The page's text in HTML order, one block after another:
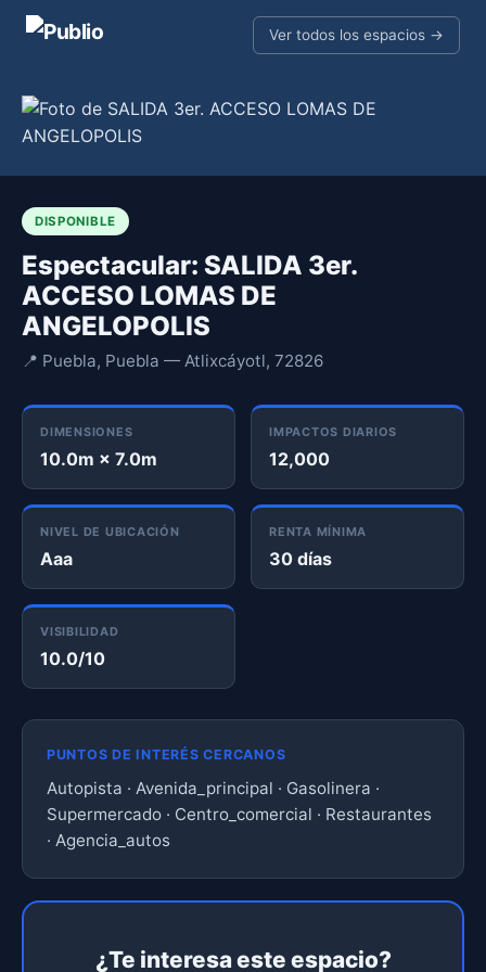
Ver todos los espacios →
DISPONIBLE
Espectacular: SALIDA 3er.
ACCESO LOMAS DE
ANGELOPOLIS
📍 Puebla, Puebla — Atlixcáyotl, 72826
DIMENSIONES
10.0m × 7.0m
IMPACTOS DIARIOS
12,000
NIVEL DE UBICACIÓN
Aaa
RENTA MÍNIMA
30 días
VISIBILIDAD
10.0/10
PUNTOS DE INTERÉS CERCANOS
Autopista · Avenida_principal · Gasolinera ·
Supermercado · Centro_comercial · Restaurantes
· Agencia_autos
¿Te interesa este espacio?